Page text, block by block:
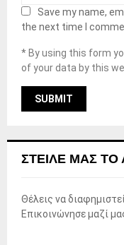
Save my name,
the next time I
* By using this form
of your data by this
ΣΤΕΊΛΕ ΜΑΣ
Θέλεις να
Επικοινώνησε μαζί